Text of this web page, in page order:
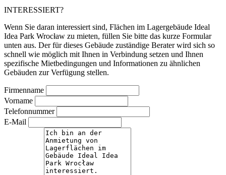
INTERESSIERT?
Wenn Sie daran interessiert sind, Flächen im Lagergebäude Ideal
Idea Park Wrocław zu mieten, füllen Sie bitte das kurze Formular
unten aus. Der für dieses Gebäude zuständige Berater wird sich so
schnell wie möglich mit Ihnen in Verbindung setzen und Ihnen
spezifische Mietbedingungen und Informationen zu ähnlichen
Gebäuden zur Verfügung stellen.
Firmenname
Vorname
Telefonnummer
E-Mail